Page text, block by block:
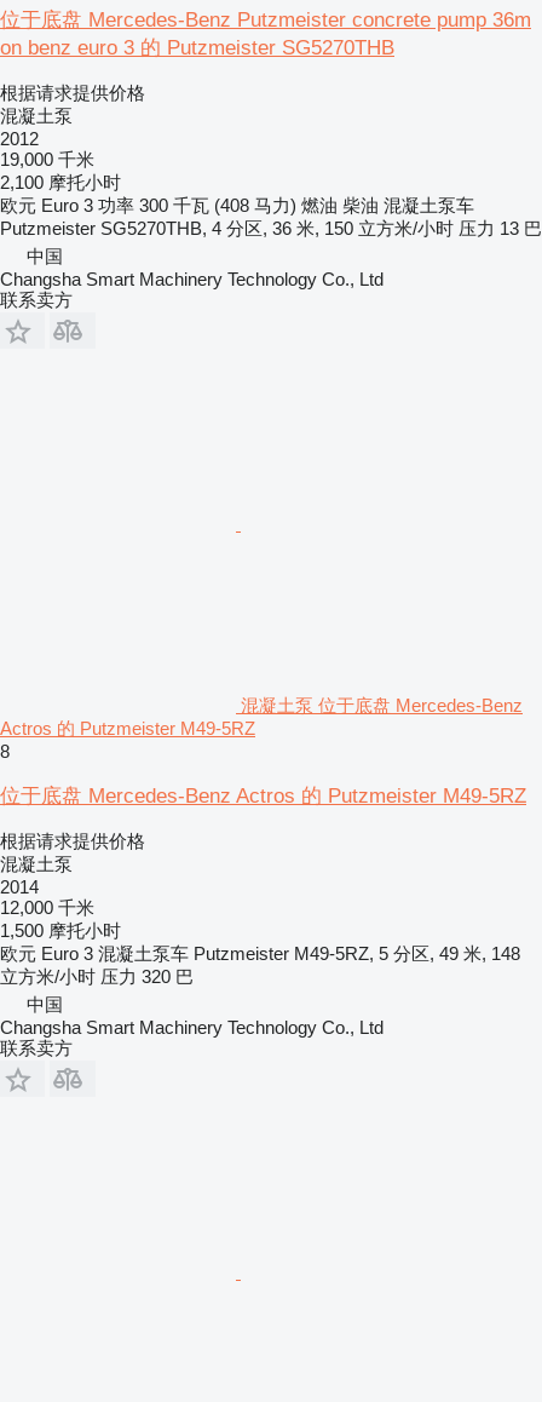
位于底盘 Mercedes-Benz Putzmeister concrete pump 36m
on benz euro 3 的 Putzmeister SG5270THB
根据请求提供价格
混凝土泵
2012
19,000 千米
2,100 摩托小时
欧元 Euro 3 功率 300 千瓦 (408 马力) 燃油 柴油 混凝土泵车
Putzmeister SG5270THB, 4 分区, 36 米, 150 立方米/小时 压力 13 巴
中国
Changsha Smart Machinery Technology Co., Ltd
联系卖方
混凝土泵 位于底盘 Mercedes-Benz
Actros 的 Putzmeister M49-5RZ
8
位于底盘 Mercedes-Benz Actros 的 Putzmeister M49-5RZ
根据请求提供价格
混凝土泵
2014
12,000 千米
1,500 摩托小时
欧元 Euro 3 混凝土泵车 Putzmeister M49-5RZ, 5 分区, 49 米, 148
立方米/小时 压力 320 巴
中国
Changsha Smart Machinery Technology Co., Ltd
联系卖方